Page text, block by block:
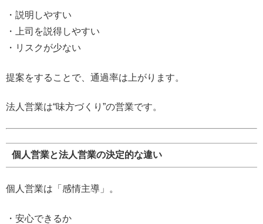
・説明しやすい
・上司を説得しやすい
・リスクが少ない
提案をすることで、通過率は上がります。
法人営業は“味方づくり”の営業です。
個人営業と法人営業の決定的な違い
個人営業は「感情主導」。
・安心できるか